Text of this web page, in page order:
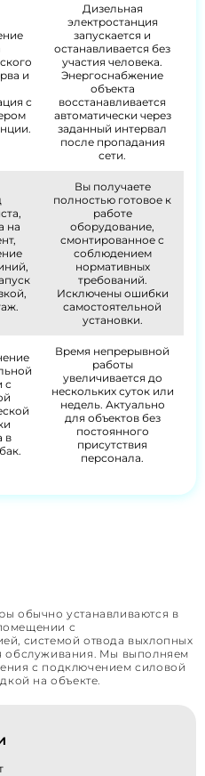
и
с
Дизельная
электростанция
запускается и
останавливается без
участия человека.
Энергоснабжение
объекта
восстанавливается
автоматически через
заданный интервал
после пропадания
сети.
на
Вы получаете
полностью готовое к
работе
оборудование,
смонтированное с
соблюдением
нормативных
требований.
Исключены ошибки
самостоятельной
установки.
с
в
Время непрерывной
работы
увеличивается до
нескольких суток или
недель. Актуально
для объектов без
постоянного
присутствия
персонала.
обычно устанавливаются в
с
системой отвода выхлопных
обслуживания. Мы выполняем
с подключением силовой
на объекте.